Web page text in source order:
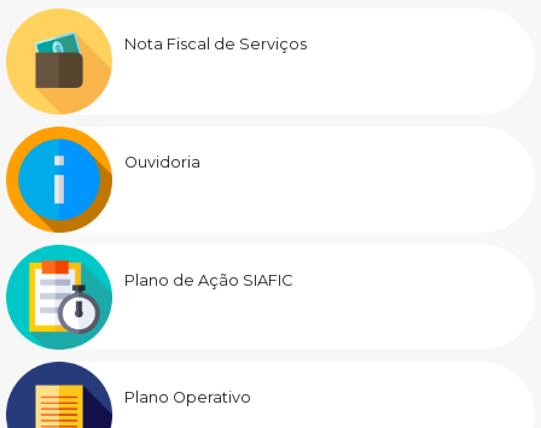
Nota Fiscal de Serviços
Ouvidoria
Plano de Ação SIAFIC
Plano Operativo